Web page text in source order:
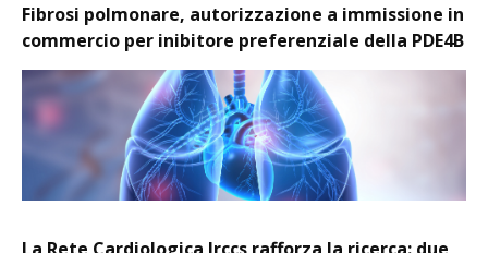
Fibrosi polmonare, autorizzazione a immissione in
commercio per inibitore preferenziale della PDE4B